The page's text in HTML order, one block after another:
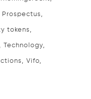
Prospectus
tokens
Technology
Vifo